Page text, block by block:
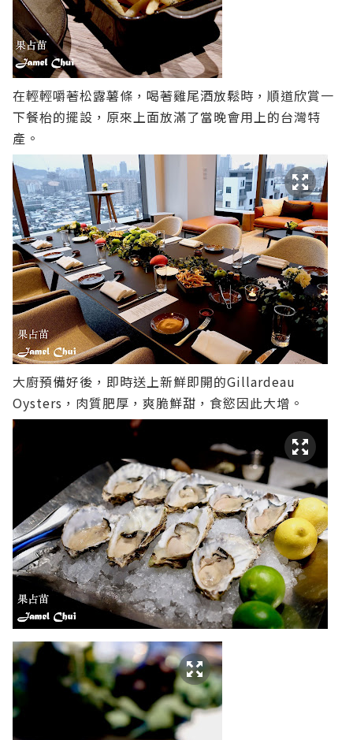
在輕輕嚼著松露薯條，喝著雞尾酒放鬆時，順道欣賞一
下餐枱的擺設，原來上面放滿了當晚會用上的台灣特
產。
大廚預備好後，即時送上新鮮即開的Gillardeau
Oysters，肉質肥厚，爽脆鮮甜，食慾因此大增。